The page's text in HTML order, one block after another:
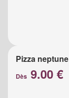
Pizza neptune
Dès 9.00 €